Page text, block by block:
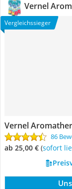
Vernel
Vergleichssieger
Vernel
86
ab 25,00 € ( Sofort